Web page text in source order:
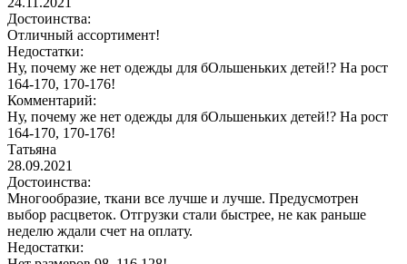
Достоинства:
Отличный ассортимент!
Недостатки:
Ну, почему же нет одежды для бОльшеньких детей!? На рост
164-170, 170-176!
Комментарий:
Ну, почему же нет одежды для бОльшеньких детей!? На рост
164-170, 170-176!
Татьяна
28.09.2021
Достоинства:
Многообразие, ткани все лучше и лучше. Предусмотрен
выбор расцветок. Отгрузки стали быстрее, не как раньше
неделю ждали счет на оплату.
Недостатки: